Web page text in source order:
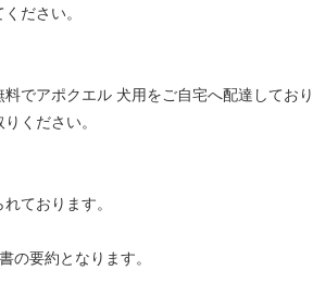
ださい。
でアポクエル 犬用をご自宅へ配達して
ください。
ております。
の要約となります。